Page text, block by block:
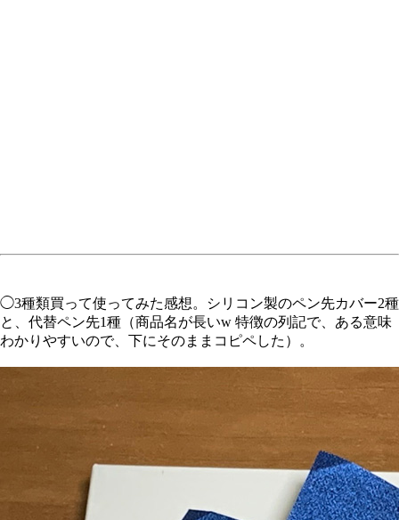
◯3種類買って使ってみた感想。シリコン製のペン先カバー2種
と、代替ペン先1種（商品名が長いw 特徴の列記で、ある意味
わかりやすいので、下にそのままコピペした）。